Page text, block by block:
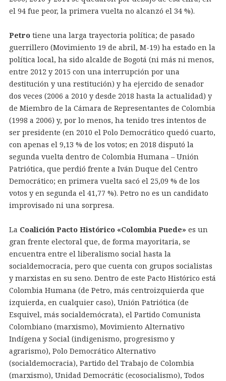
el 94 fue peor, la primera vuelta no alcanzó el 34 %).
Petrotiene una larga trayectoria política; de pasado
guerrillero (Movimiento 19 de abril, M-19) ha estado en la
política local, ha sido alcalde de Bogotá (ni más ni menos,
entre 2012 y 2015 con una interrupción por una
destitución y una restitución) y ha ejercido de senador
dos veces (2006 a 2010 y desde 2018 hasta la actualidad) y
de Miembro de la Cámara de Representantes de Colombia
(1998 a 2006) y, por lo menos, ha tenido tres intentos de
ser presidente (en 2010 el Polo Democrático quedó cuarto,
con apenas el 9,13 % de los votos; en 2018 disputó la
segunda vuelta dentro de Colombia Humana – Unión
Patriótica, que perdió frente a Iván Duque del Centro
Democrático; en primera vuelta sacó el 25,09 % de los
votos y en segunda el 41,77 %). Petro no es un candidato
improvisado ni una sorpresa.
La Coalición Pacto Histórico «Colombia Puede» es un
gran frente electoral que, de forma mayoritaria, se
encuentra entre el liberalismo social hasta la
socialdemocracia, pero que cuenta con grupos socialistas
y marxistas en su seno. Dentro de este Pacto Histórico está
Colombia Humana (de Petro, más centroizquierda que
izquierda, en cualquier caso), Unión Patriótica (de
Esquivel, más socialdemócrata), el Partido Comunista
Colombiano (marxismo), Movimiento Alternativo
Indígena y Social (indigenismo, progresismo y
agrarismo), Polo Democrático Alternativo
(socialdemocracia), Partido del Trabajo de Colombia
(marxismo), Unidad Democrátic (ecosocialismo), Todos